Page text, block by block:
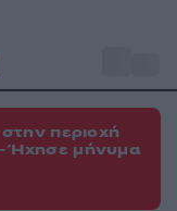
περιοχή
Ήχησε μήνυμα